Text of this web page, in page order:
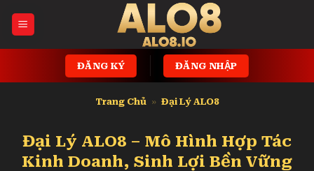
qua
ĐĂNG KÝ ĐĂNG NHẬP
Trang Chủ » Đại Lý ALO8
Đại Lý ALO8 – Mô Hình Hợp Tác
Kinh Doanh, Sinh Lợi Bền Vững